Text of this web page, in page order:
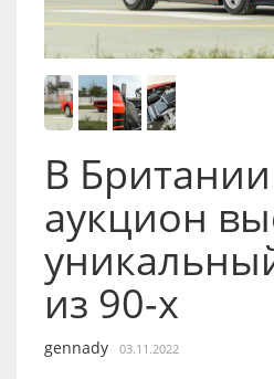
В
аукцион
из 90-х
gennady 03.11.2022